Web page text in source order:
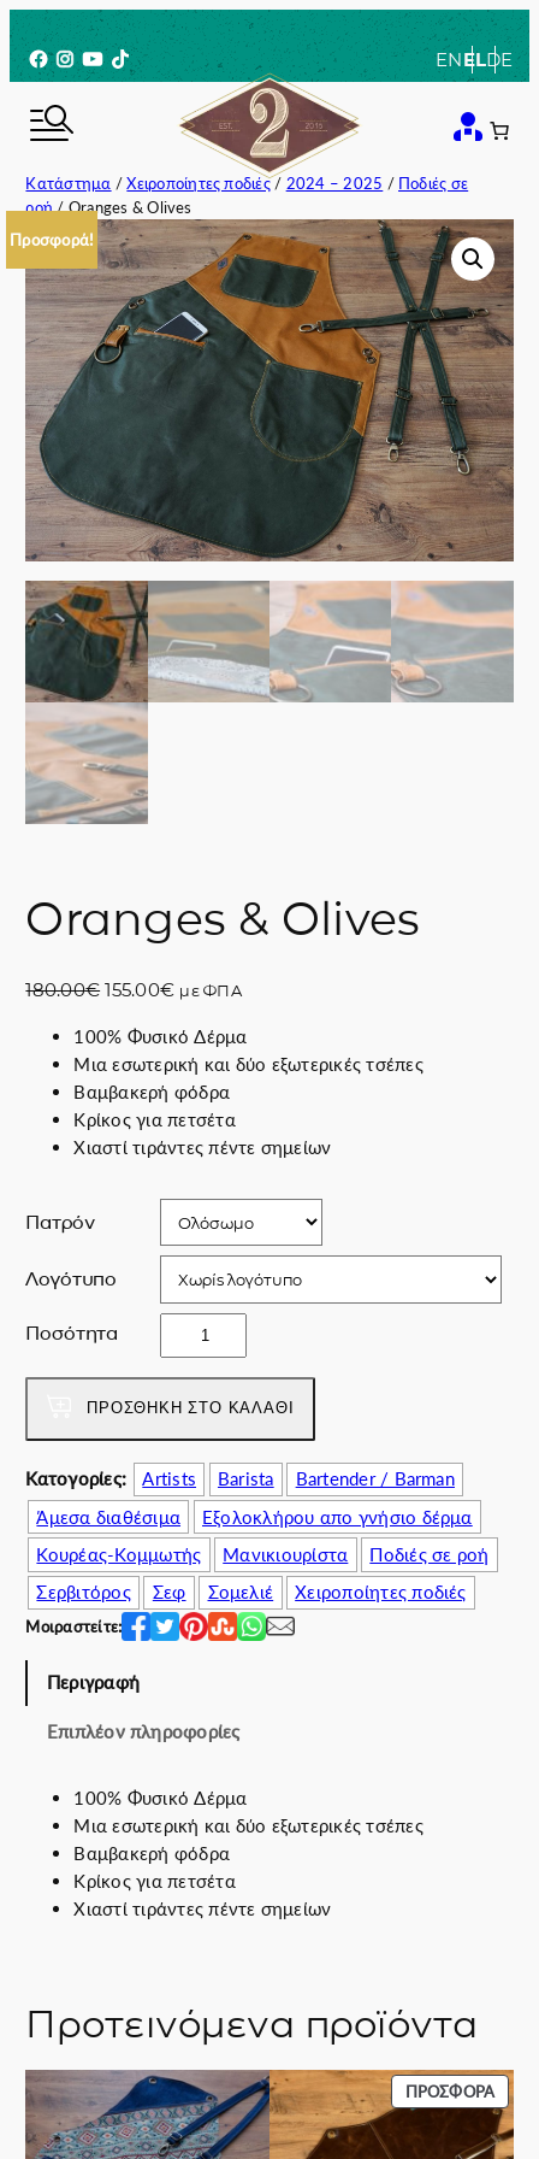
στο
περιεχόμενο
Facebook
Instagram
YouTube
TikTok ENELDE
Κατάστημα /Χειροποίητες ποδιές/ 2024 – 2025 / Ποδιές σε
ροή/ Oranges & Olives
Προσφορά!
Oranges & Olives
180.00€ O
i
g
i
n
a
a
s
8
0
.
0
0
€
155.00€Η
ρ
έ
χ
ο
υ
ή
ί
ν
ι
:
1
5
5
.
0
με ΦΠΑ
100% Φυσικό Δέρμα
Μια εσωτερική και δύο εξωτερικές τσέπες
Βαμβακερή φόδρα
Κρίκος για πετσέτα
Χιαστί τιράντες πέντε σημείων
Πατρόν
Λογότυπο
Ποσότητα
r
a
n
g
e
s
&
l
i
v
ο
ό
τ
η
τ
α
ΠΡΟΣΘΉΚΗ ΣΤΟ ΚΑΛΆΘΙ
Κατογορίες: Artists Barista
Bartender / Barman
Άμεσα διαθέσιμα
Εξολοκλήρου απο γνήσιο δέρμα
Κουρέας-Κομμωτής
Μανικιουρίστα
Ποδιές σε ροή
Σερβιτόρος
Σεφ Σομελιέ Χειροποίητες ποδιές
Μοιραστείτε:
Περιγραφή
Επιπλέον πληροφορίες
100% Φυσικό Δέρμα
Μια εσωτερική και δύο εξωτερικές τσέπες
Βαμβακερή φόδρα
Κρίκος για πετσέτα
Χιαστί τιράντες πέντε σημείων
Προτεινόμενα προϊόντα
ΠΡΟΣΦΟΡΆ
ΣΕ